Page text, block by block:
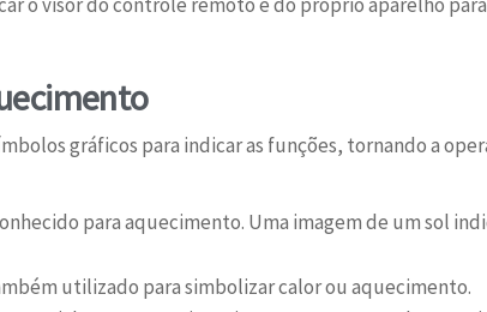
gráficos para indicar as funções, tornando a
para aquecimento. Uma imagem de um sol
utilizado para simbolizar calor ou aquecimento.